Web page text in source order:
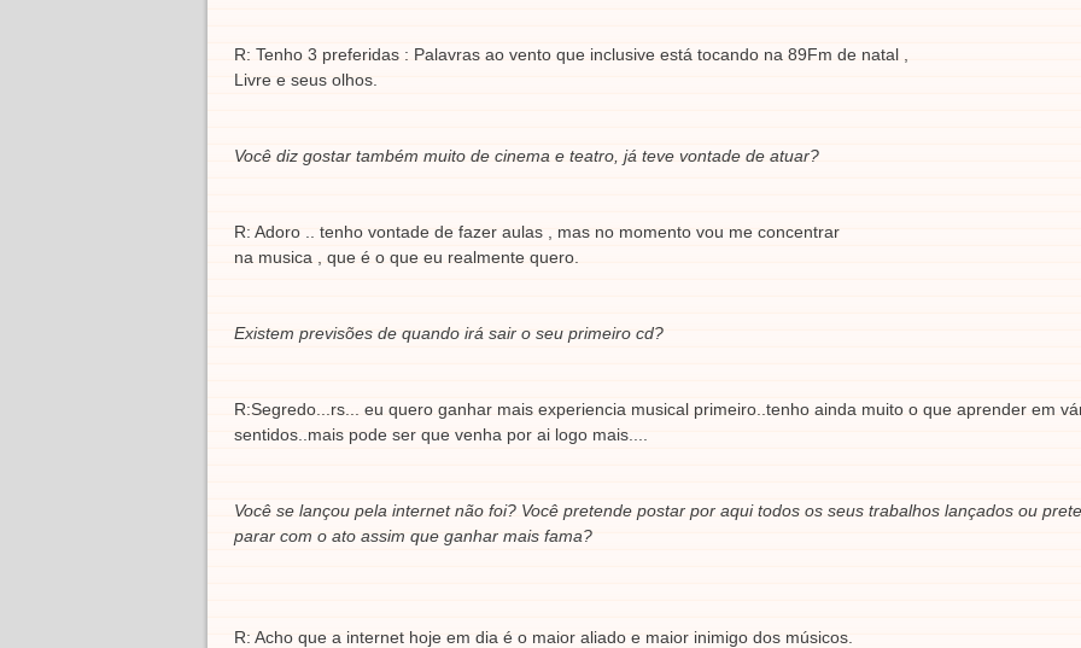
R: Tenho 3 preferidas : Palavras ao vento que inclusive está tocando na 89Fm de natal ,
Livre e seus olhos.
Você diz gostar também muito de cinema e teatro, já teve vontade de atuar?
R: Adoro .. tenho vontade de fazer aulas , mas no momento vou me concentrar
na musica , que é o que eu realmente quero.
Existem previsões de quando irá sair o seu primeiro cd?
R:Segredo...rs... eu quero ganhar mais experiencia musical primeiro..tenho ainda muito o que aprender em
sentidos..mais pode ser que venha por ai logo mais....
Você se lançou pela internet não foi? Você pretende postar por aqui todos os seus trabalhos lançados ou
parar com o ato assim que ganhar mais fama?
R: Acho que a internet hoje em dia é o maior aliado e maior inimigo dos músicos.